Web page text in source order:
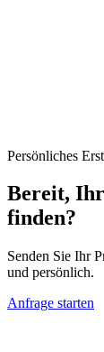
Persönliches
Bereit,
finden?
Senden Sie Ihr
und persönlich.
Anfrage starten